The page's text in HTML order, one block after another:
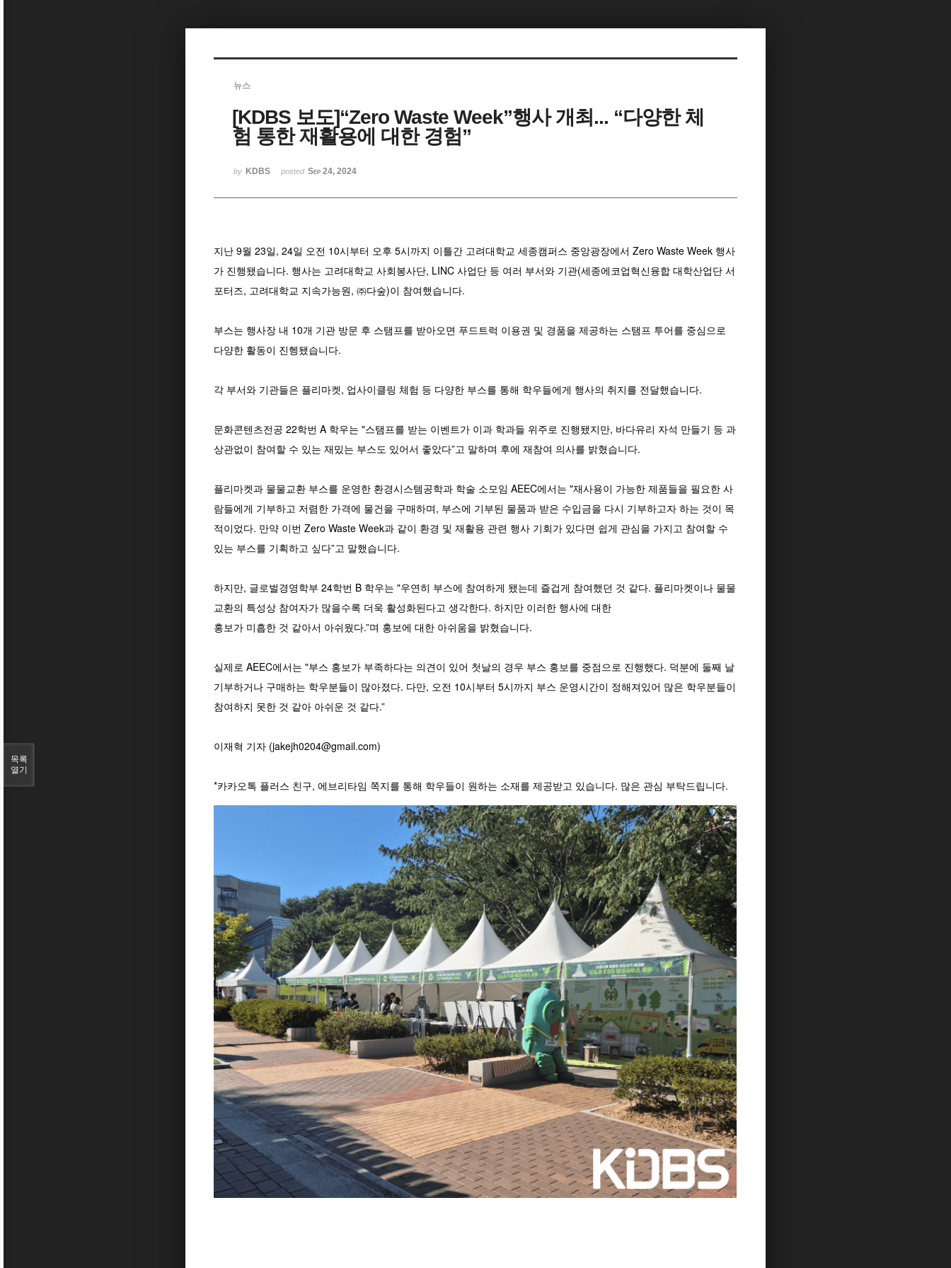
뉴스
[KDBS 보도]“Zero Waste Week”행사 개최... “다양한 체
험 통한 재활용에 대한 경험”
by KDBS posted Sep 24, 2024
지난 9월 23일, 24일 오전 10시부터 오후 5시까지 이틀간 고려대학교 세종캠퍼스 중앙광장에서 Zero Waste Week 행사
가 진행됐습니다. 행사는 고려대학교 사회봉사단, LINC 사업단 등 여러 부서와 기관(세종에코업혁신융합 대학산업단 서
포터즈, 고려대학교 지속가능원, ㈜다숲)이 참여했습니다.
부스는 행사장 내 10개 기관 방문 후 스탬프를 받아오면 푸드트럭 이용권 및 경품을 제공하는 스탬프 투어를 중심으로
다양한 활동이 진헹됐습니다.
각 부서와 기관들은 플리마켓, 업사이클링 체험 등 다양한 부스를 통해 학우들에게 행사의 취지를 전달했습니다.
문화콘텐츠전공 22학번 A 학우는 "스탬프를 받는 이벤트가 이과 학과들 위주로 진행됐지만, 바다유리 자석 만들기 등 과
상관없이 참여할 수 있는 재밌는 부스도 있어서 좋았다”고 말하며 후에 재참여 의사를 밝혔습니다.
플리마켓과 물물교환 부스를 운영한 환경시스템공학과 학술 소모임 AEEC에서는 "재사용이 가능한 제품들을 필요한 사
람들에게 기부하고 저렴한 가격에 물건을 구매하며, 부스에 기부된 물품과 받은 수입금을 다시 기부하고자 하는 것이 목
적이었다. 만약 이번 Zero Waste Week과 같이 환경 및 재활용 관련 행사 기회가 있다면 쉽게 관심을 가지고 참여할 수
있는 부스를 기획하고 싶다”고 말했습니다.
하지만, 글로벌경영학부 24학번 B 학우는 "우연히 부스에 참여하게 됐는데 즐겁게 참여했던 것 같다. 플리마켓이나 물물
교환의 특성상 참여자가 많을수록 더욱 활성화된다고 생각한다. 하지만 이러한 행사에 대한
홍보가 미흡한 것 같아서 아쉬웠다.”며 홍보에 대한 아쉬움을 밝혔습니다.
실제로 AEEC에서는 "부스 홍보가 부족하다는 의견이 있어 첫날의 경우 부스 홍보를 중점으로 진행했다. 덕분에 둘째 날
기부하거나 구매하는 학우분들이 많아졌다. 다만, 오전 10시부터 5시까지 부스 운영시간이 정해져있어 많은 학우분들이
참여하지 못한 것 같아 아쉬운 것 같다.”
이재혁 기자 (jakejh0204@gmail.com)
*카카오톡 플러스 친구, 에브리타임 쪽지를 통해 학우들이 원하는 소재를 제공받고 있습니다. 많은 관심 부탁드립니다.
목록
열기
Sketchbook5, 스케치북5
Sketchbook5, 스케치북5